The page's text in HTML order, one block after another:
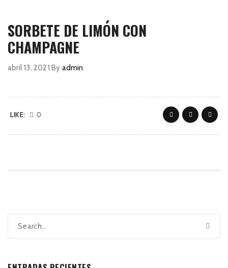
SORBETE DE LIMÓN CON
CHAMPAGNE
abril 13, 2021 By admin
LIKE: 0